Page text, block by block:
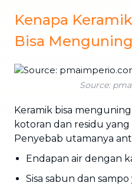
Kenapa
Bisa
Source:
Keramik bisa
kotoran dan residu
Penyebab utamanya
Endapan air dengan
Sisa sabun dan